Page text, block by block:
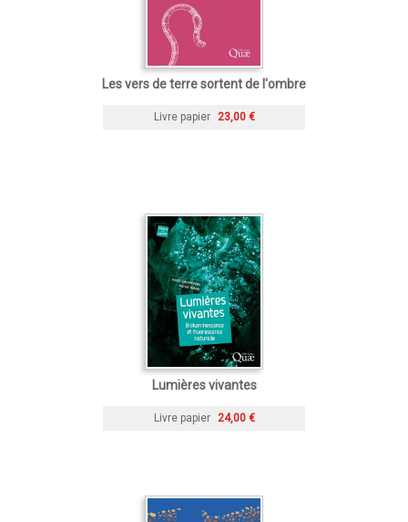
Les vers de terre sortent de l'ombre
Livre papier 23,00 €
Lumières vivantes
Livre papier 24,00 €